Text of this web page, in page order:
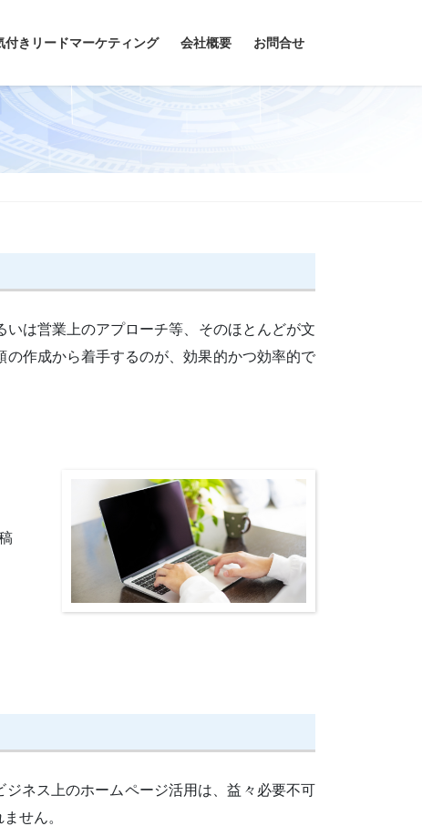
付きリードマーケティング 会社概要 お問合せ
は営業上のアプローチ等、そのほとんどが文
作成から着手するのが、効果的かつ効率的で
ネス上のホームページ活用は、益々必要不可
せん。